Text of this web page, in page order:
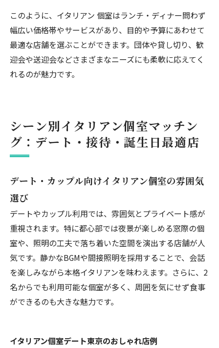
このように、イタリアン 個室はランチ・ディナー問わず
幅広い価格帯やサービスがあり、目的や予算にあわせて
最適な店舗を選ぶことができます。団体や貸し切り、歓
迎会や送迎会などさまざまなニーズにも柔軟に応えてく
れるのが魅力です。
シーン別イタリアン個室マッチン
グ：デート・接待・誕生日最適店
デート・カップル向けイタリアン個室の雰囲気
選び
デートやカップル利用では、雰囲気とプライベート感が
重視されます。特に都心部では夜景が楽しめる窓際の個
室や、照明の工夫で落ち着いた空間を演出する店舗が人
気です。静かなBGMや間接照明を採用することで、会話
を楽しみながら本格イタリアンを味わえます。さらに、2
名からでも利用可能な個室が多く、周囲を気にせず食事
ができるのも大きな魅力です。
イタリアン個室デート東京のおしゃれ店例